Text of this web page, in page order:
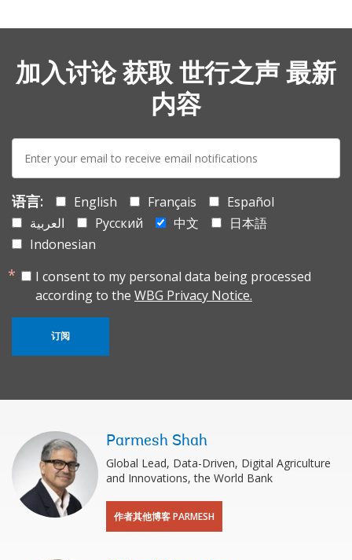
加入讨论 获取 世行之声 最新
内容
mail:
语言: English Français
Español
العربية
Русский 中文
日本語
Indonesian
I consent to my personal data being processed
according to the WBG Privacy Notice.
订阅
Parmesh Shah
Global Lead, Data-Driven, Digital Agriculture
and Innovations, the World Bank
作者其他博客 PARMESH